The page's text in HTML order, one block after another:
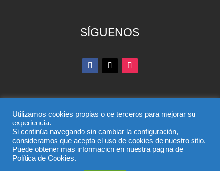
SÍGUENOS
© Partido Popular de Toledo – C/ Colombia, 6, 45004,
Toledo, Teléfono 925 285 528
El uso de este sitio implica la aceptación del
Utilizamos cookies propias o de terceros para mejorar su
experiencia.
Si continúa navegando sin cambiar la configuración,
consideramos que acepta el uso de cookies de nuestro sitio.
Puede obtener más información en nuestra página de
Política de Cookies.